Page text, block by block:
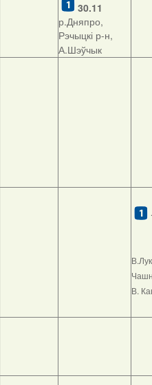
30.11
р.Дняпро,
Рэчыцкі р-н,
А.Шэўчык
В.